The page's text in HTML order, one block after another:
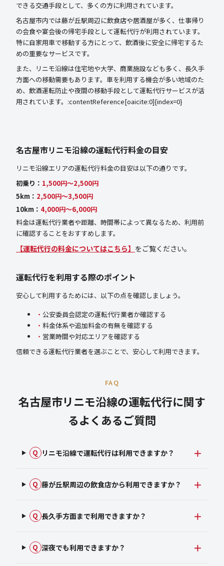
できる交通手段として、多くの方に利用されています。
名古屋市内では藤が丘駅周辺に飲食店や居酒屋が多く、仕事帰り
の会食や宴会後の帰宅手段として運転代行が利用されています。
特に自家用車で移動する方にとって、飲酒後に安全に帰宅するた
めの重要なサービスです。
また、リニモ沿線は住宅地や大学、商業施設なども多く、長久手
方面への移動需要もあります。車を利用する機会が多い地域のた
め、飲酒運転防止や夜間の移動手段として運転代行サービスが活
用されています。:contentReference[oaicite:0]{index=0}
名古屋市リニモ沿線の運転代行料金の目安
リニモ沿線エリアの運転代行料金の目安は以下の通りです。
初乗り： 1,500円〜2,500円
5km： 2,500円〜3,500円
10km： 4,000円〜6,000円
料金は運転代行業者や距離、時間帯によって異なるため、利用前
に確認することをおすすめします。
【運転代行の料金についてはこちら】 をご覧ください。
運転代行を利用する際のポイント
安心して利用するためには、以下の点を確認しましょう。
公安委員会認定の運転代行業者か確認する
料金体系や追加料金の有無を確認する
営業時間や対応エリアを確認する
信頼できる運転代行業者を選ぶことで、安心して利用できます。
FAQ
名古屋市リニモ沿線の運転代行に関す
るよくあるご質問
Q リニモ沿線で運転代行は利用できますか？
Q 藤が丘駅周辺の飲食店から利用できますか？
Q 長久手方面まで利用できますか？
Q 深夜でも利用できますか？